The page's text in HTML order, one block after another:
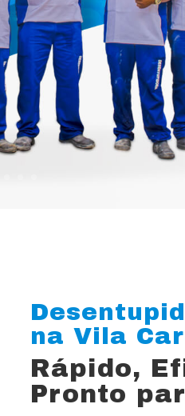
na Vila
Rápido,
Pronto